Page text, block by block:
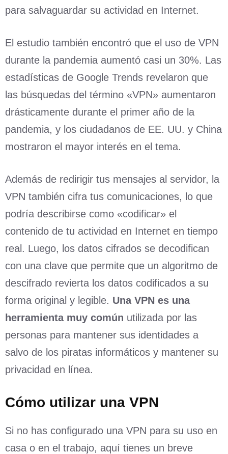
para salvaguardar su actividad en Internet.
El estudio también encontró que el uso de VPN
durante la pandemia aumentó casi un 30%. Las
estadísticas de Google Trends revelaron que
las búsquedas del término «VPN» aumentaron
drásticamente durante el primer año de la
pandemia, y los ciudadanos de EE. UU. y China
mostraron el mayor interés en el tema.
Además de redirigir tus mensajes al servidor, la
VPN también cifra tus comunicaciones, lo que
podría describirse como «codificar» el
contenido de tu actividad en Internet en tiempo
real. Luego, los datos cifrados se decodifican
con una clave que permite que un algoritmo de
descifrado revierta los datos codificados a su
forma original y legible. Una VPN es una
herramienta muy común utilizada por las
personas para mantener sus identidades a
salvo de los piratas informáticos y mantener su
privacidad en línea.
Cómo utilizar una VPN
Si no has configurado una VPN para su uso en
casa o en el trabajo, aquí tienes un breve